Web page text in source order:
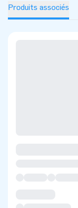
Produits associés